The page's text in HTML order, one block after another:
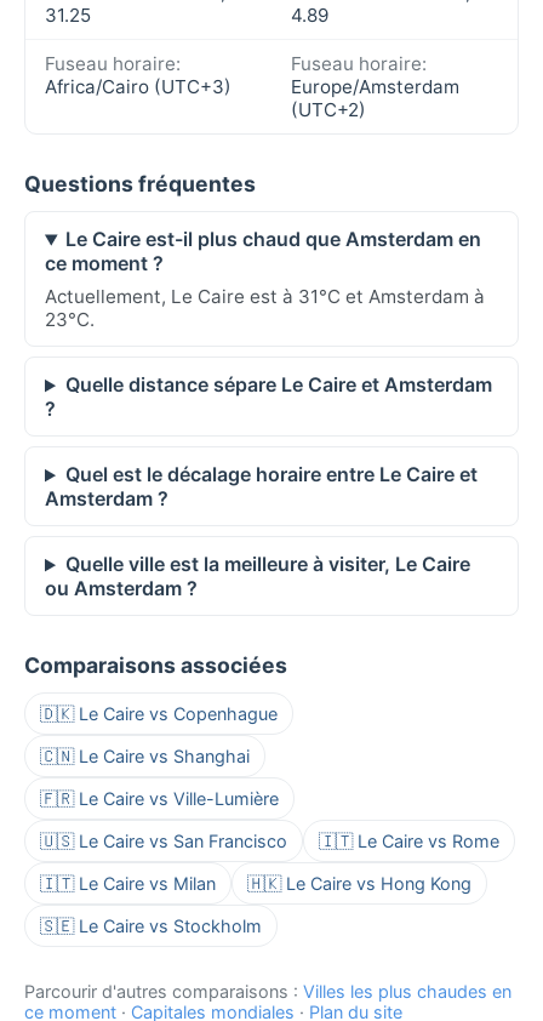
31.25
4.89
Fuseau horaire:
Africa/Cairo (UTC+3)
Fuseau horaire:
Europe/Amsterdam
(UTC+2)
Questions fréquentes
Le Caire est-il plus chaud que Amsterdam en
ce moment ?
Actuellement, Le Caire est à 31°C et Amsterdam à
23°C.
Quelle distance sépare Le Caire et Amsterdam
?
Quel est le décalage horaire entre Le Caire et
Amsterdam ?
Quelle ville est la meilleure à visiter, Le Caire
ou Amsterdam ?
Comparaisons associées
🇩🇰 Le Caire vs Copenhague
🇨🇳 Le Caire vs Shanghai
🇫🇷 Le Caire vs Ville-Lumière
🇺🇸 Le Caire vs San Francisco 🇮🇹 Le Caire vs Rome
🇮🇹 Le Caire vs Milan 🇭🇰 Le Caire vs Hong Kong
🇸🇪 Le Caire vs Stockholm
Parcourir d'autres comparaisons : Villes les plus chaudes en
ce moment · Capitales mondiales · Plan du site